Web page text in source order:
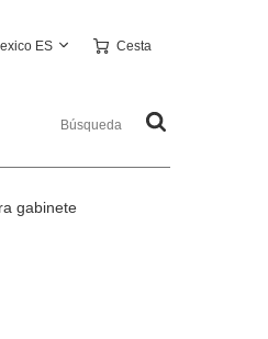
ES Cesta
gabinete